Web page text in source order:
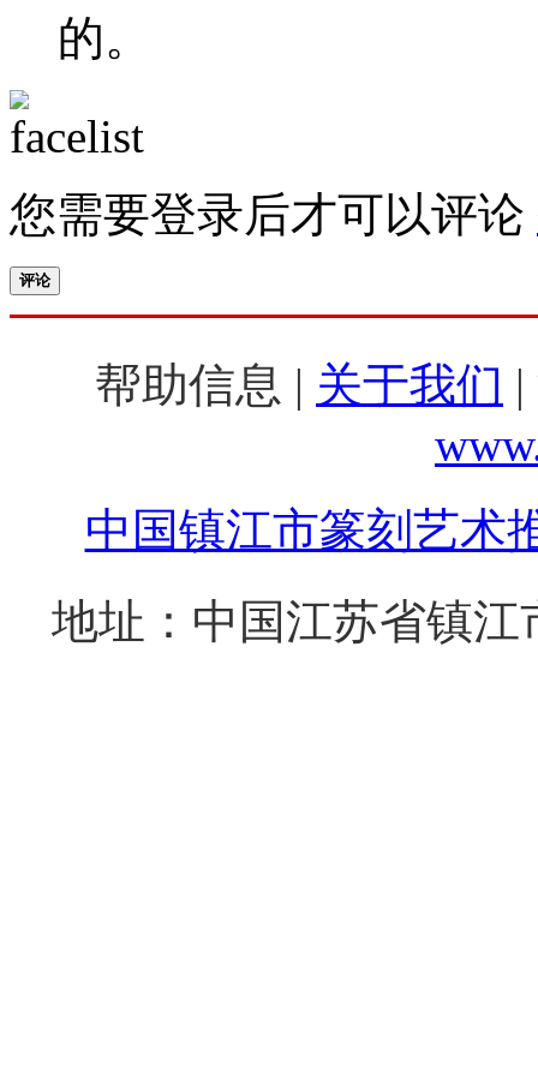
的。
您需要登录后才可以评论
评论
帮助信息 | 关于我们
中国镇江市篆刻艺术
地址：中国江苏省镇江